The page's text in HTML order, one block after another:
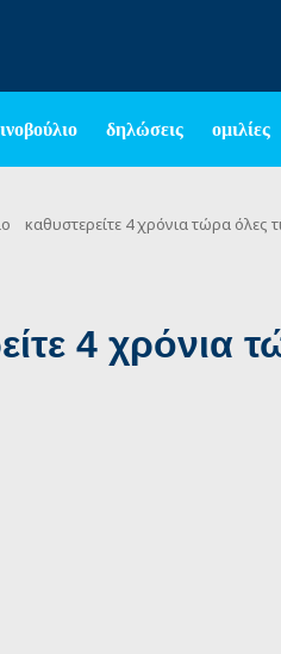
δηλώσεις ομιλίες
καθυστερείτε 4 χρόνια τώρα όλες
4 χρόνια